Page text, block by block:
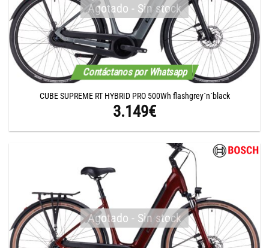
Contáctanos por Whatsapp
Agotado - Sin stock
CUBE SUPREME RT HYBRID PRO 500Wh flashgrey´n´black
3.149€
Agotado - Sin stock